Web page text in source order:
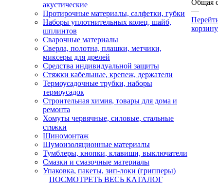
акустические
Протирочные материалы, салфетки, губки
Наборы уплотнительных колец, шайб,
шплинтов
Сварочные материалы
Сверла, полотна, плашки, метчики,
миксеры для дрелей
Средства индивидуальной защиты
Стяжки кабельные, крепеж, держатели
Термоусадочные трубки, наборы
термоусадок
Строительная химия, товары для дома и
ремонта
Хомуты червячные, силовые, стальные
стяжки
Шиномонтаж
Шумоизоляционные материалы
Тумблеры, кнопки, клавиши, выключатели
Смазки и смазочные материалы
Упаковка, пакеты, зип-локи (грипперы)
ПОСМОТРЕТЬ ВЕСЬ КАТАЛОГ
Общая
—
корзину